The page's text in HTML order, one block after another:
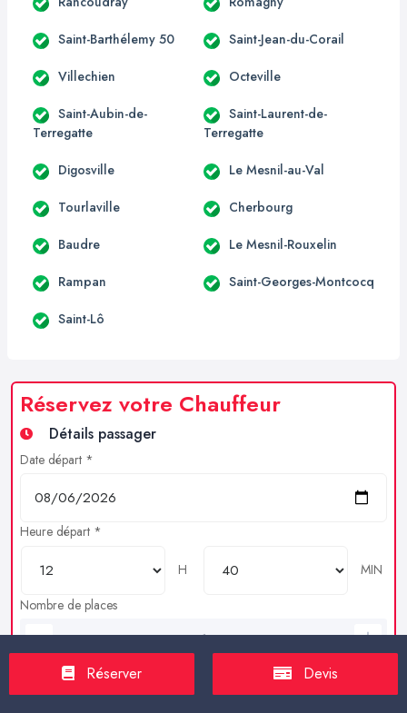
Saint-Barthélemy 50 Saint-Jean-du-Corail
Villechien Octeville
Saint-Aubin-de-
Terregatte
Saint-Laurent-de-
Terregatte
Digosville Le Mesnil-au-Val
Tourlaville Cherbourg
Baudre Le Mesnil-Rouxelin
Rampan Saint-Georges-Montcocq
Saint-Lô
Réservez votre Chauffeur
Détails passager
Date départ *
Heure départ *
H
MIN
Nombre de places
Bagages en soutes
Réserver Devis